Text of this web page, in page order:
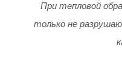
При тепловой
только не